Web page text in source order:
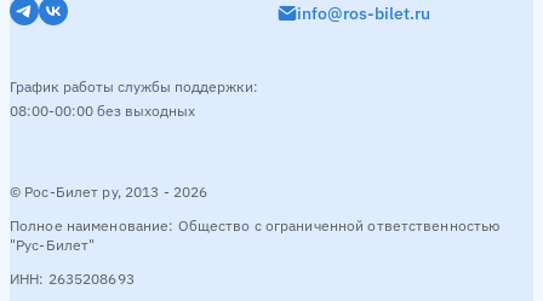
© Рос-Билет ру, 2013 - 2026
Полное наименование: Общество с ограниченной ответственностью
"Рус-Билет"
ИНН: 2635208693
info@ros-bilet.ru
График работы службы поддержки:
08:00-00:00 без выходных